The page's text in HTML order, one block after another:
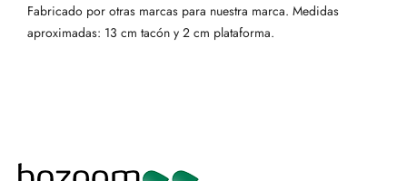
Fabricado por otras marcas para nuestra marca. Medidas
aproximadas: 13 cm tacón y 2 cm plataforma.